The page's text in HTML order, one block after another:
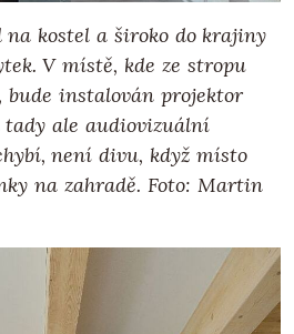
na kostel a široko do krajiny
V místě, kde ze stropu
instalován projektor
ale audiovizuální
není divu, když místo
na zahradě. Foto: Martin